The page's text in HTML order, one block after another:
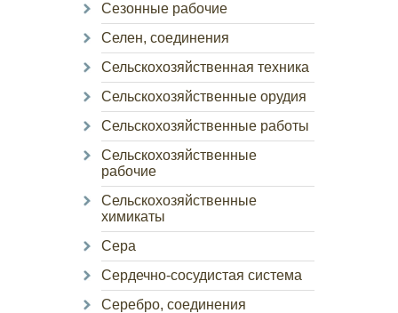
Сезонные рабочие
Селен, соединения
Сельскохозяйственная техника
Сельскохозяйственные орудия
Сельскохозяйственные работы
Сельскохозяйственные
рабочие
Сельскохозяйственные
химикаты
Сера
Сердечно-сосудистая система
Серебро, соединения